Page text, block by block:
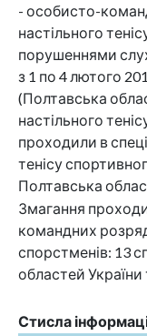
- особисто-
настільного
порушеннями
з 1 по 4 лютого
(Полтавська
настільного
проходили в
тенісу
Полтавська
Змагання
командних
спорстменів: 13
областей
Стисла